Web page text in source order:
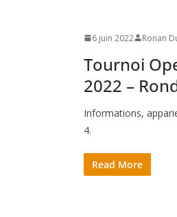
6 juin 2022 Ronan
Tournoi
2022 –
Informations,
4.
Read More